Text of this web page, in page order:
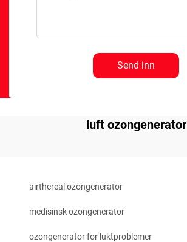
Send inn
luft ozongenerator
airthereal ozongenerator
medisinsk ozongenerator
ozongenerator for luktproblemer